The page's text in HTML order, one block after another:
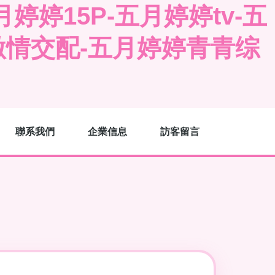
婷婷15P-五月婷婷tv-五
交配-五月婷婷青青综
聯系我們 企業信息 訪客留言